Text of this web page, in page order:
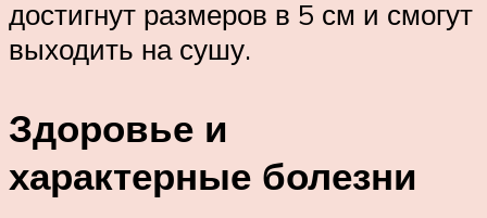
достигнут размеров в 5 см и смогут
выходить на сушу.
Здоровье и
характерные болезни